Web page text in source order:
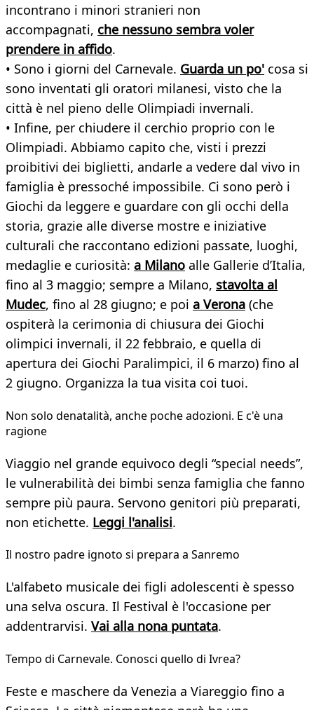
incontrano i minori stranieri non
accompagnati, che nessuno sembra voler
prendere in affido.
• Sono i giorni del Carnevale. Guarda un po' cosa si
sono inventati gli oratori milanesi, visto che la
città è nel pieno delle Olimpiadi invernali.
• Infine, per chiudere il cerchio proprio con le
Olimpiadi. Abbiamo capito che, visti i prezzi
proibitivi dei biglietti, andarle a vedere dal vivo in
famiglia è pressoché impossibile. Ci sono però i
Giochi da leggere e guardare con gli occhi della
storia, grazie alle diverse mostre e iniziative
culturali che raccontano edizioni passate, luoghi,
medaglie e curiosità: a Milano alle Gallerie d’Italia,
fino al 3 maggio; sempre a Milano, stavolta al
Mudec, fino al 28 giugno; e poi a Verona (che
ospiterà la cerimonia di chiusura dei Giochi
olimpici invernali, il 22 febbraio, e quella di
apertura dei Giochi Paralimpici, il 6 marzo) fino al
2 giugno. Organizza la tua visita coi tuoi.
Non solo denatalità, anche poche adozioni. E c'è una
ragione
Viaggio nel grande equivoco degli “special needs”,
le vulnerabilità dei bimbi senza famiglia che fanno
sempre più paura. Servono genitori più preparati,
non etichette. Leggi l'analisi.
Il nostro padre ignoto si prepara a Sanremo
L'alfabeto musicale dei figli adolescenti è spesso
una selva oscura. Il Festival è l'occasione per
addentrarvisi. Vai alla nona puntata.
Tempo di Carnevale. Conosci quello di Ivrea?
Feste e maschere da Venezia a Viareggio fino a